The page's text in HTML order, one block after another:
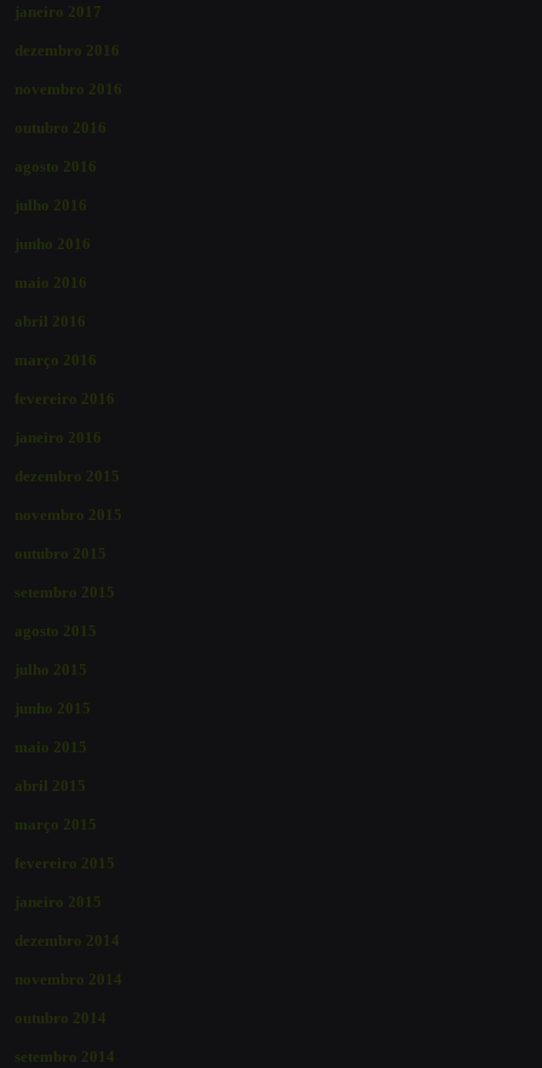
janeiro 2017
dezembro 2016
novembro 2016
outubro 2016
agosto 2016
julho 2016
junho 2016
maio 2016
abril 2016
março 2016
fevereiro 2016
janeiro 2016
dezembro 2015
novembro 2015
outubro 2015
setembro 2015
agosto 2015
julho 2015
junho 2015
maio 2015
abril 2015
março 2015
fevereiro 2015
janeiro 2015
dezembro 2014
novembro 2014
outubro 2014
setembro 2014